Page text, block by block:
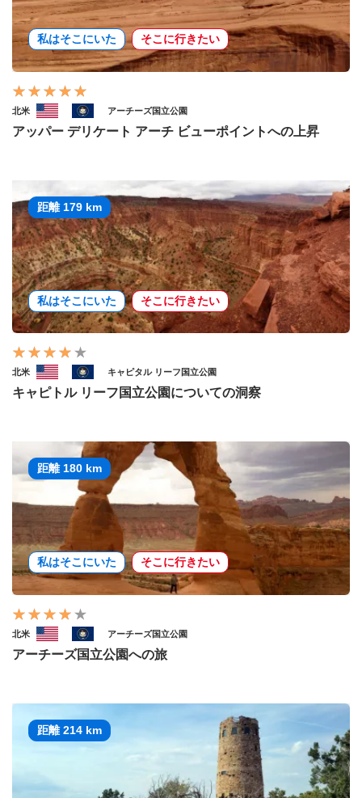
私はそこにいた そこに行きたい
北米 アーチーズ国立公園
アッパー デリケート アーチ ビューポイントへの上昇
距離 179 km
私はそこにいた そこに行きたい
北米 キャピタル リーフ国立公園
キャピトル リーフ国立公園についての洞察
距離 180 km
私はそこにいた そこに行きたい
北米 アーチーズ国立公園
アーチーズ国立公園への旅
距離 214 km